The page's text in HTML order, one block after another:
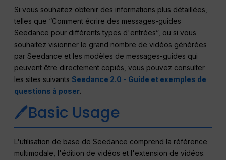
Si vous souhaitez obtenir des informations plus détaillées,
telles que “Comment écrire des messages-guides
Seedance pour différents types d'entrées”, ou si vous
souhaitez visionner le grand nombre de vidéos générées
par Seedance et les modèles de messages-guides qui
peuvent être directement copiés, vous pouvez consulter
les sites suivantsSeedance 2.0 - Guide et exemples de
questions à poser.
🖊Basic Usage
L'utilisation de base de Seedance comprend la référence
multimodale, l'édition de vidéos et l'extension de vidéos.